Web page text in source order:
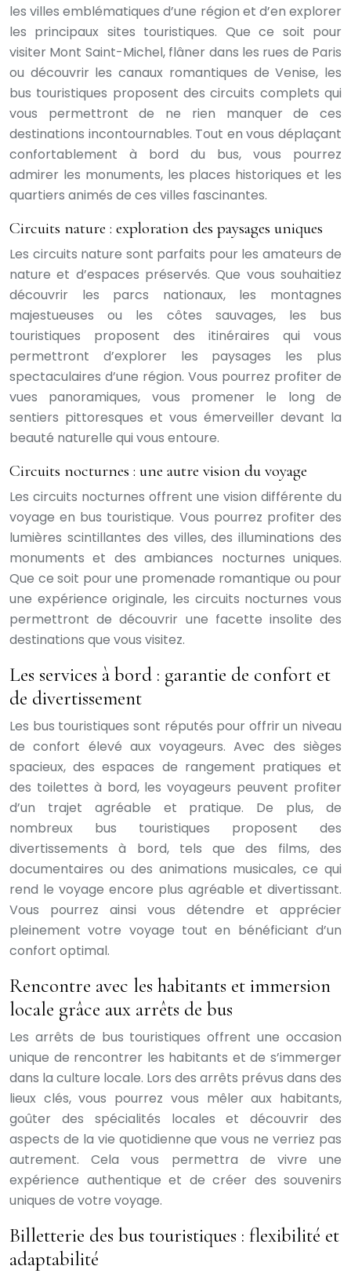
les villes emblématiques d’une région et d’en explorer
les principaux sites touristiques. Que ce soit pour
visiter Mont Saint-Michel, flâner dans les rues de Paris
ou découvrir les canaux romantiques de Venise, les
bus touristiques proposent des circuits complets qui
vous permettront de ne rien manquer de ces
destinations incontournables. Tout en vous déplaçant
confortablement à bord du bus, vous pourrez
admirer les monuments, les places historiques et les
quartiers animés de ces villes fascinantes.
Circuits nature : exploration des paysages uniques
Les circuits nature sont parfaits pour les amateurs de
nature et d’espaces préservés. Que vous souhaitiez
découvrir les parcs nationaux, les montagnes
majestueuses ou les côtes sauvages, les bus
touristiques proposent des itinéraires qui vous
permettront d’explorer les paysages les plus
spectaculaires d’une région. Vous pourrez profiter de
vues panoramiques, vous promener le long de
sentiers pittoresques et vous émerveiller devant la
beauté naturelle qui vous entoure.
Circuits nocturnes : une autre vision du voyage
Les circuits nocturnes offrent une vision différente du
voyage en bus touristique. Vous pourrez profiter des
lumières scintillantes des villes, des illuminations des
monuments et des ambiances nocturnes uniques.
Que ce soit pour une promenade romantique ou pour
une expérience originale, les circuits nocturnes vous
permettront de découvrir une facette insolite des
destinations que vous visitez.
Les services à bord : garantie de confort et
de divertissement
Les bus touristiques sont réputés pour offrir un niveau
de confort élevé aux voyageurs. Avec des sièges
spacieux, des espaces de rangement pratiques et
des toilettes à bord, les voyageurs peuvent profiter
d’un trajet agréable et pratique. De plus, de
nombreux bus touristiques proposent des
divertissements à bord, tels que des films, des
documentaires ou des animations musicales, ce qui
rend le voyage encore plus agréable et divertissant.
Vous pourrez ainsi vous détendre et apprécier
pleinement votre voyage tout en bénéficiant d’un
confort optimal.
Rencontre avec les habitants et immersion
locale grâce aux arrêts de bus
Les arrêts de bus touristiques offrent une occasion
unique de rencontrer les habitants et de s’immerger
dans la culture locale. Lors des arrêts prévus dans des
lieux clés, vous pourrez vous mêler aux habitants,
goûter des spécialités locales et découvrir des
aspects de la vie quotidienne que vous ne verriez pas
autrement. Cela vous permettra de vivre une
expérience authentique et de créer des souvenirs
uniques de votre voyage.
Billetterie des bus touristiques : flexibilité et
adaptabilité